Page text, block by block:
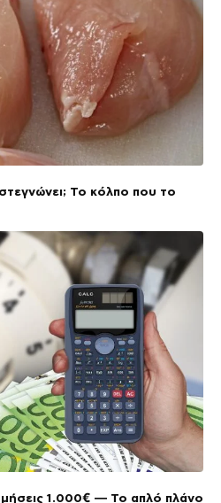
Το κόλπο που το
1.000€ — Το απλό πλάνο